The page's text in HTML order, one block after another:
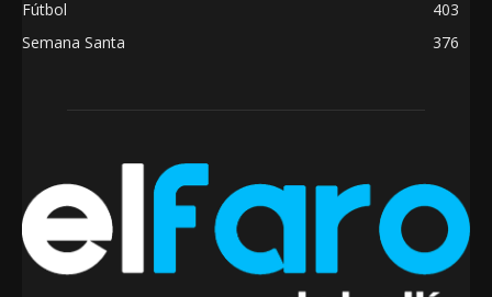
Fútbol
403
Semana Santa
376